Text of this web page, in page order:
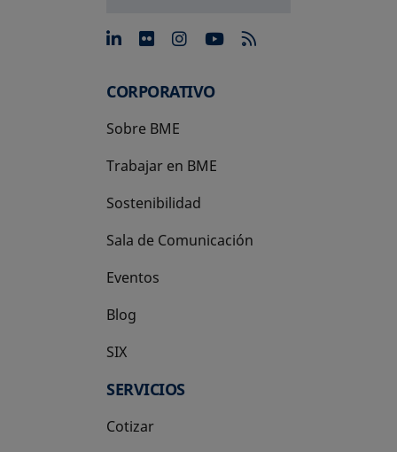
se abre en una pestaña
se abre en una pestaña
se abre en una
se abre en una
CORPORATIVO
Sobre BME
Trabajar en BME
Sostenibilidad
Sala de Comunicación
Eventos
Blog
SIX
se abre en una pestaña nueva
SERVICIOS
Cotizar